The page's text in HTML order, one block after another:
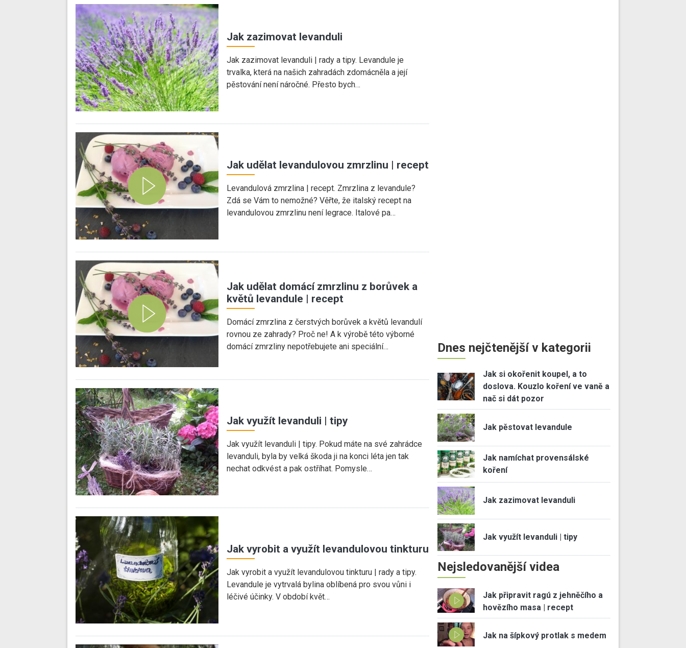
Jak zazimovat levanduli
Jak zazimovat levanduli | rady a tipy. Levandule je
trvalka, která na našich zahradách zdomácněla a její
pěstování není náročné. Přesto bych…
Jak udělat levandulovou zmrzlinu | recept
Levandulová zmrzlina | recept. Zmrzlina z levandule?
Zdá se Vám to nemožné? Věřte, že italský recept na
levandulovou zmrzlinu není legrace. Italové pa…
Jak udělat domácí zmrzlinu z borůvek a
květů levandule | recept
Domácí zmrzlina z čerstvých borůvek a květů levandulí
rovnou ze zahrady? Proč ne! A k výrobě této výborné
domácí zmrzliny nepotřebujete ani speciální…
Jak využít levanduli | tipy
Jak využít levanduli | tipy. Pokud máte na své zahrádce
levanduli, byla by velká škoda ji na konci léta jen tak
nechat odkvést a pak ostříhat. Pomysle…
Jak vyrobit a využít levandulovou tinkturu
Jak vyrobit a využít levandulovou tinkturu | rady a tipy.
Levandule je vytrvalá bylina oblíbená pro svou vůni i
léčivé účinky. V období květ…
Dnes nejčtenější v kategorii
Jak si okořenit koupel, a to
doslova. Kouzlo koření ve vaně a
nač si dát pozor
Jak pěstovat levandule
Jak namíchat provensálské
koření
Jak zazimovat levanduli
Jak využít levanduli | tipy
Nejsledovanější videa
Jak připravit ragú z jehněčího a
hovězího masa | recept
Jak na šípkový protlak s medem